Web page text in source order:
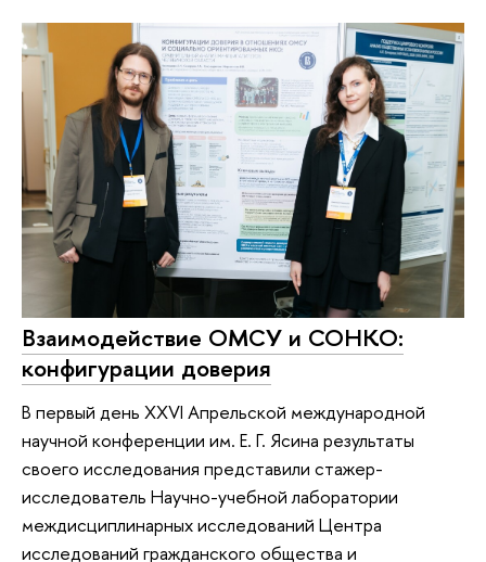
Взаимодействие ОМСУ и СОНКО:
конфигурации доверия
В первый день XXVI Апрельской международной
научной конференции им. Е. Г. Ясина результаты
своего исследования представили стажер-
исследователь Научно-учебной лаборатории
междисциплинарных исследований Центра
исследований гражданского общества и